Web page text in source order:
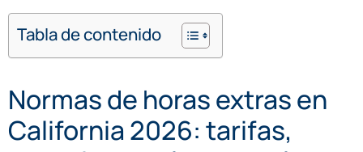
Tabla de contenido
Normas de horas extras en
California 2026: tarifas,